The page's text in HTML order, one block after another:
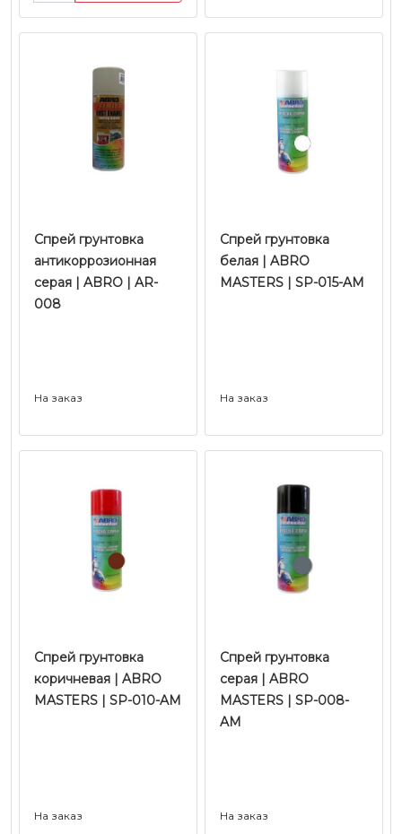
Спрей грунтовка
антикоррозионная
серая | ABRO | AR-
008
На заказ
Спрей грунтовка
белая | ABRO
MASTERS | SP-015-AM
На заказ
Спрей грунтовка
коричневая | ABRO
MASTERS | SP-010-AM
На заказ
Спрей грунтовка
серая | ABRO
MASTERS | SP-008-
AM
На заказ